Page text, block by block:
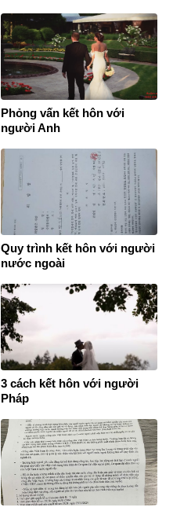
Phỏng vấn kết hôn với
người Anh
Quy trình kết hôn với người
nước ngoài
3 cách kết hôn với người
Pháp